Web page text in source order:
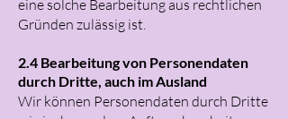
eine solche Bearbeitung aus rechtlichen
Gründen zulässig ist.
2.4 Bearbeitung von Personendaten
durch Dritte, auch im Ausland
Wir können Personendaten durch Dritte